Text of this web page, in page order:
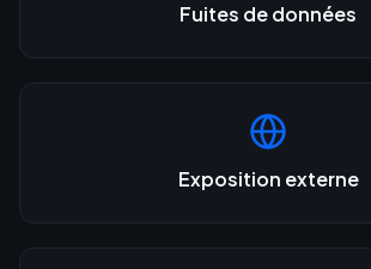
Fuites de données
Exposition externe